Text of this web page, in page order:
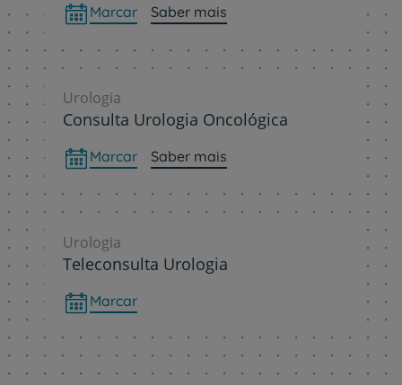
Marcar Saber mais
Urologia
Consulta Urologia Oncológica
Marcar Saber mais
Urologia
Teleconsulta Urologia
Marcar